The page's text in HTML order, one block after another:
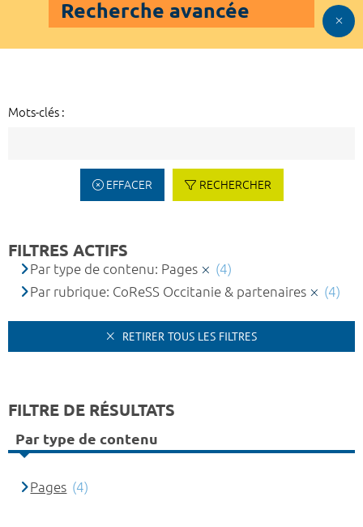
Recherche avancée
Mots-clés :
EFFACER RECHERCHER
FILTRES ACTIFS
Par type de contenu: Pages
(4)
Par rubrique: CoReSS Occitanie & partenaires
(4)
RETIRER TOUS LES FILTRES
FILTRE DE RÉSULTATS
Par type de contenu
Pages (4)